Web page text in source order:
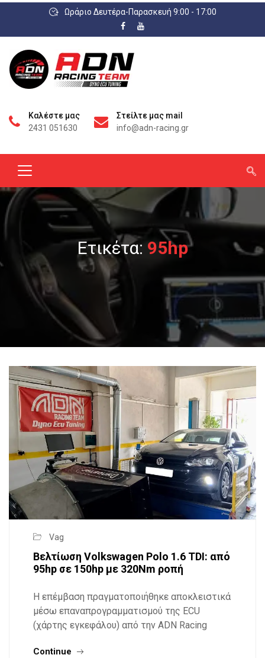
Ωράριο Δευτέρα-Παρασκευή 9:00 - 17:00
Καλέστε μας
2431 051630
Στείλτε μας mail
info@adn-racing.gr
Ετικέτα: 95hp
Vag
Βελτίωση Volkswagen Polo 1.6 TDI: από
95hp σε 150hp με 320Nm ροπή
Η επέμβαση πραγματοποιήθηκε αποκλειστικά
μέσω επαναπρογραμματισμού της ECU
(χάρτης εγκεφάλου) από την ADN Racing
Continue